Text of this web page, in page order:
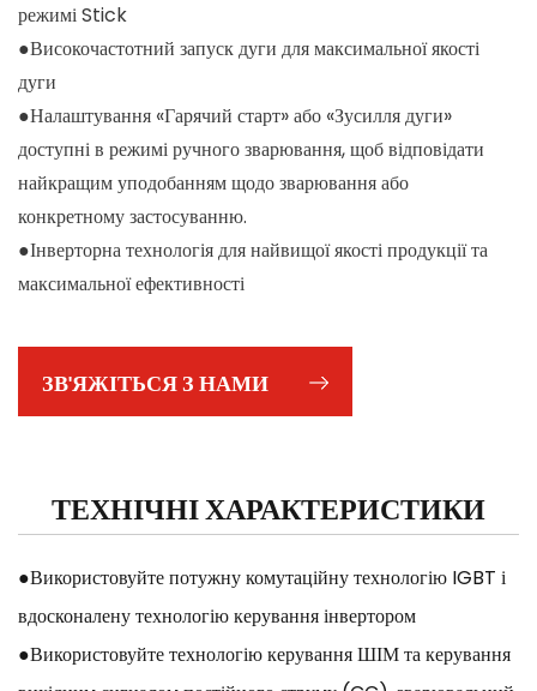
режимі Stick
●Високочастотний запуск дуги для максимальної якості
дуги
●Налаштування «Гарячий старт» або «Зусилля дуги»
доступні в режимі ручного зварювання, щоб відповідати
найкращим уподобанням щодо зварювання або
конкретному застосуванню.
●Інверторна технологія для найвищої якості продукції та
максимальної ефективності
ЗВ'ЯЖІТЬСЯ З НАМИ
ТЕХНІЧНІ ХАРАКТЕРИСТИКИ
●Використовуйте потужну комутаційну технологію IGBT і
вдосконалену технологію керування інвертором
●Використовуйте технологію керування ШІМ та керування